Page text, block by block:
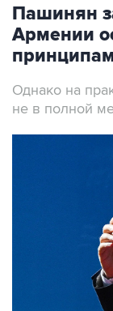
Пашинян
Армении
Однако на
не в полной